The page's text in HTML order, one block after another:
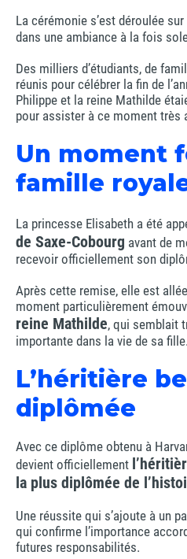
La cérémonie s’est déroulée
dans une ambiance à la fois
Des milliers d’étudiants, de
réunis pour célébrer la fin de
Philippe et la reine Mathilde
pour assister à ce moment très
Un moment
famille
La princesse Elisabeth a été
de Saxe-Cobourg avant de
recevoir officiellement son
Après cette remise, elle est
moment particulièrement
reine Mathilde, qui semblait
importante dans la vie de sa fille.
L’héritière
diplômée
Avec ce diplôme obtenu à
devient officiellement
la plus diplômée de
Une réussite qui s’ajoute à un
qui confirme l’importance
futures responsabilités.